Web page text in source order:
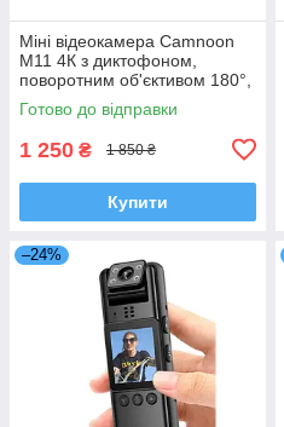
Міні відеокамера Camnoon
M11 4К з диктофоном,
поворотним об'єктивом 180°,
дисплеєм
Готово до відправки
1 250 ₴ 1 850 ₴
Купити
–24%